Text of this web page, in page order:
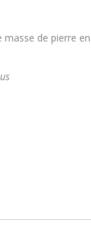
de pierre